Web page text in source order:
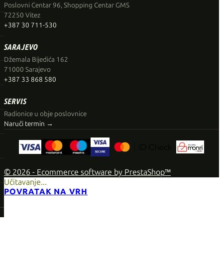
Poslovni Centar 96, Shopping Centar GMS
72250 Vitez
+387 30 711-530
SARAJEVO
Džemala Bijedića 162
71000 Sarajevo
+387 33 868 580
SERVIS
Radionice u obje poslovnice
Naruči termin →
© 2026 - Ecommerce software by PrestaShop™
Učitavanje...
POVRATAK NA VRH